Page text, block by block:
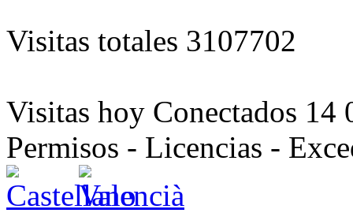
Visitas totales 3107702
Visitas hoy Conectados 14
Permisos - Licencias -